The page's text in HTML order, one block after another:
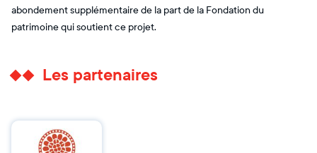
abondement supplémentaire de la part de la Fondation du
patrimoine qui soutient ce projet.
Les partenaires